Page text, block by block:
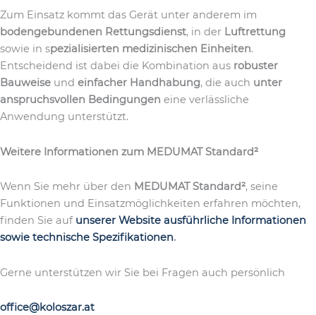
Zum Einsatz kommt das Gerät unter anderem im
bodengebundenen Rettungsdienst, in der Luftrettung
sowie in spezialisierten medizinischen Einheiten.
Entscheidend ist dabei die Kombination aus robuster
Bauweise und einfacher Handhabung, die auch unter
anspruchsvollen Bedingungen eine verlässliche
Anwendung unterstützt.
Weitere Informationen zum MEDUMAT Standard²
Wenn Sie mehr über den MEDUMAT Standard², seine
Funktionen und Einsatzmöglichkeiten erfahren möchten,
finden Sie auf unserer Website ausführliche Informationen
sowie technische Spezifikationen.
Gerne unterstützen wir Sie bei Fragen auch persönlich
office@koloszar.at